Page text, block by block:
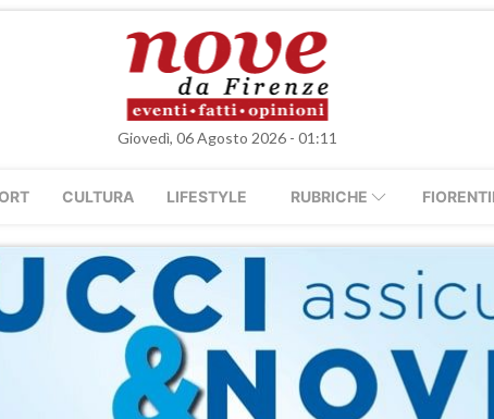
Giovedì, 06 Agosto 2026 - 01:11
CULTURA LIFESTYLE RUBRICHE